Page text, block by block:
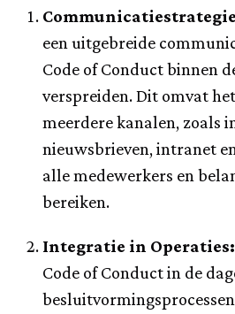
een uitgebreide
Code of Conduct binnen
verspreiden. Dit omvat
meerdere kanalen, zoals
nieuwsbrieven, intranet
alle medewerkers en
bereiken.
Integratie in Operaties:
Code of Conduct in de